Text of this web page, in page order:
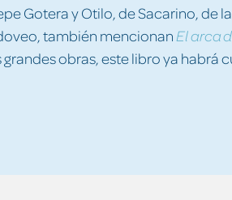
Gotera y Otilo, de Sacarino, de
también mencionan El arca
grandes obras, este libro ya habrá